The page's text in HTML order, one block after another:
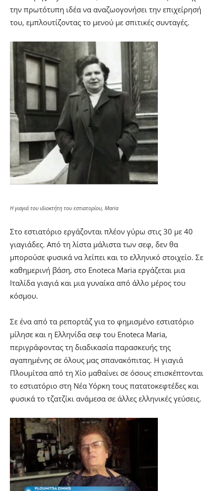
την πρωτότυπη ιδέα να αναζωογονήσει την επιχείρησή
του, εμπλουτίζοντας το μενού με σπιτικές συνταγές.
Η γιαγιά του ιδιοκτήτη του εστιατορίου, Maria
Στο εστιατόριο εργάζονται πλέον γύρω στις 30 με 40
γιαγιάδες. Από τη λίστα μάλιστα των σεφ, δεν θα
μπορούσε φυσικά να λείπει και το ελληνικό στοιχείο. Σε
καθημερινή βάση, στο Enoteca Maria εργάζεται μια
Ιταλίδα γιαγιά και μια γυναίκα από άλλο μέρος του
κόσμου.
Σε ένα από τα ρεπορτάζ για το φημισμένο εστιατόριο
μίλησε και η Ελληνίδα σεφ του Enoteca Maria,
περιγράφοντας τη διαδικασία παρασκευής της
αγαπημένης σε όλους μας σπανακόπιτας. Η γιαγιά
Πλουμίτσα από τη Χίο μαθαίνει σε όσους επισκέπτονται
το εστιατόριο στη Νέα Υόρκη τους πατατοκεφτέδες και
φυσικά το τζατζίκι ανάμεσα σε άλλες ελληνικές γεύσεις.